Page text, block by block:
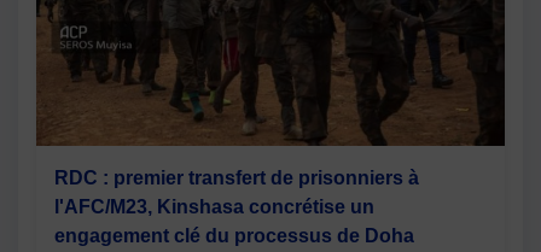
RDC : premier transfert de prisonniers à
l'AFC/M23, Kinshasa concrétise un
engagement clé du processus de Doha